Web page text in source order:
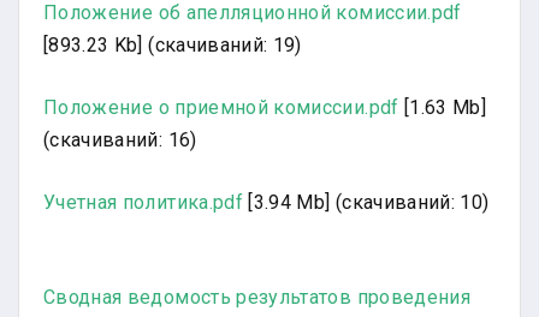
Положение об апелляционной комиссии.pdf
[893.23 Kb] (cкачиваний: 19)
Положение о приемной комиссии.pdf [1.63 Mb]
(cкачиваний: 16)
Учетная политика.pdf [3.94 Mb] (cкачиваний: 10)
Сводная ведомость результатов проведения